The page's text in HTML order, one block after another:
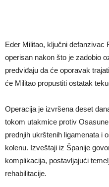
argentinsku zvezdu
Eder Militao, ključni defanzivac
operisan nakon što je zadobio
predviđaju da će oporavak
će Militao propustiti ostatak
Operacija je izvršena deset
tokom utakmice protiv
prednjih ukrštenih ligamenata i
kolenu. Izveštaji iz Španije
komplikacija, postavljajući
rehabilitacije.